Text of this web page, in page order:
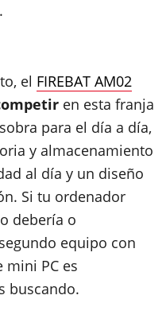
el FIREBAT AM02
en esta franja
para el día a día,
y almacenamiento
al día y un diseño
Si tu ordenador
debería o
equipo con
mini PC es
buscando.